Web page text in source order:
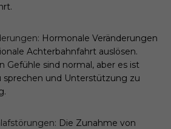
Hormonale Veränderungen
Achterbahnfahrt auslösen.
Gefühle sind normal, aber es ist
sprechen und Unterstützung zu
Die Zunahme von